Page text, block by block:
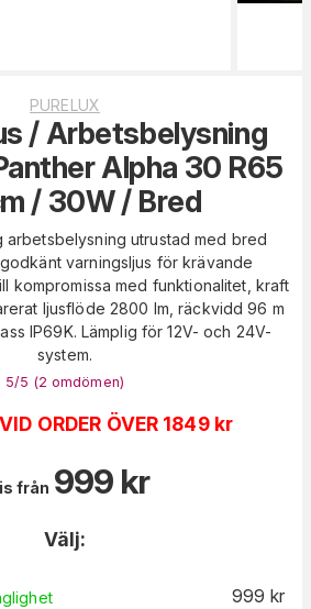
PURELUX
/ Arbetsbelysning
Alpha 30 R65
/ 30W / Bred
utrustad med bred
varningsljus för krävande
kompromissa med funktionalitet, kraft
ljusflöde 2800 lm, räckvidd 96 m
IP69K. Lämplig för 12V- och 24V-
system.
5/5 (2 omdömen)
ORDER ÖVER 1849 kr
från 999 kr
Välj:
999 kr